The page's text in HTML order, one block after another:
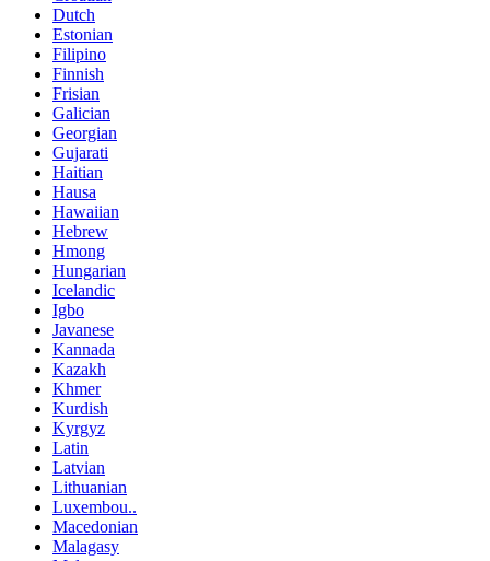
Dutch
Estonian
Filipino
Finnish
Frisian
Galician
Georgian
Gujarati
Haitian
Hausa
Hawaiian
Hebrew
Hmong
Hungarian
Icelandic
Igbo
Javanese
Kannada
Kazakh
Khmer
Kurdish
Kyrgyz
Latin
Latvian
Lithuanian
Luxembou..
Macedonian
Malagasy